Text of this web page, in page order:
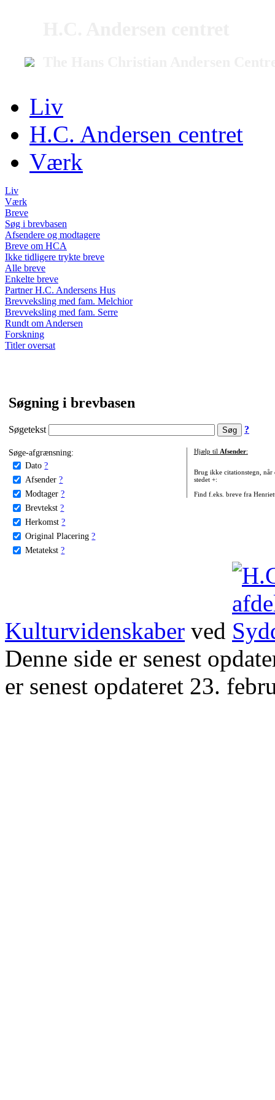
Liv
H.C. Andersen centret
Værk
Liv
Værk
Breve
Søg i brevbasen
Afsendere og modtagere
Breve om HCA
Ikke tidligere trykte breve
Alle breve
Enkelte breve
Partner H.C. Andersens Hus
Brevveksling med fam. Melchior
Brevveksling med fam. Serre
Rundt om Andersen
Forskning
Titler oversat
Søgning i brevbasen
Søgetekst ?
Søge-afgrænsning:
Dato ?
Afsender ?
Modtager ?
Brevtekst ?
Herkomst ?
Original Placering ?
Metatekst ?
Hjælp til Afsender:
Brug ikke citationstegn, når
stedet +:
Find f.eks. breve fra
Kulturvidenskaber ved
Denne side er senest
er senest opdateret 23.